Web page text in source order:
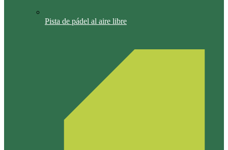
Pista de pádel al aire libre